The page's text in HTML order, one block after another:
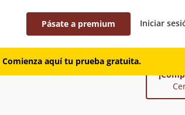
Pásate a premium Iniciar
Comienza aquí tu prueba gratuita.